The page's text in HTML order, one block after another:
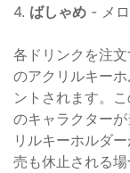
4. ばしゃめ - メ
各ドリンクを注
のアクリルキー
ントされます。
のキャラクター
リルキーホルダ
売も休止される場